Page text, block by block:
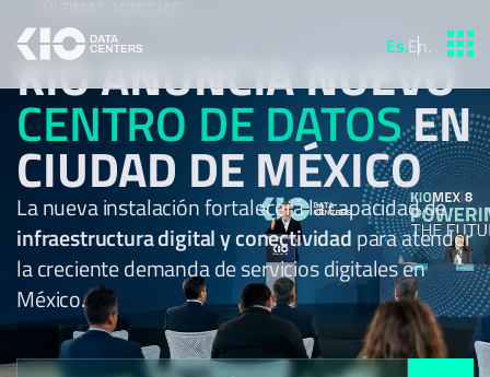
Es.En.
KIO ANUNCIA NUEVO
CENTRO DE DATOSEN
CIUDAD DE MÉXICO
La nueva instalación fortalecerá la capacidad de
infraestructura digital y conectividadpara atender
la creciente demanda de servicios digitales en
México.